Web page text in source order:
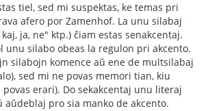
tiel, sed mi suspektas, ke temas pri
afero por Zamenhof. La unu silabaj
ja, ne" ktp.) ĉiam estas senakcentaj.
unu silabo obeas la regulon pri akcento.
silabojn komence aŭ ene de multsilabaj
sed mi ne povas memori tian, kiu
erari). Do sekakcentaj unu literaj
aŭdeblaj pro sia manko de akcento.